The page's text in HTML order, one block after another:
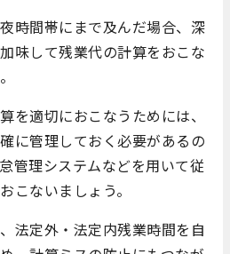
時間帯にまで及んだ場合、深
味して残業代の計算をおこな
を適切におこなうためには、
に管理しておく必要があるの
管理システムなどを用いて従
こないましょう。
法定外・法定内残業時間を自